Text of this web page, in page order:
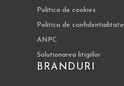
Politica de cookies
Politica de confidentialitate
ANPC
Solutionarea litigiilor
BRANDURI